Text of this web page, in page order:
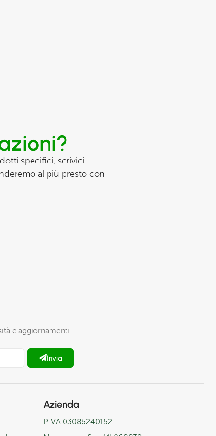
specifici, scrivici
al più presto con
e aggiornamenti
Invia
Azienda
P.IVA 03085240152